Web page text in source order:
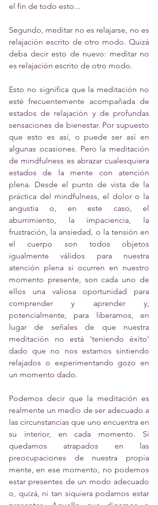
el fin de todo esto...
Segundo, meditar no es relajarse, no es
relajación escrito de otro modo. Quizá
deba decir esto de nuevo: meditar no
es relajación escrito de otro modo.
Esto no significa que la meditación no
esté frecuentemente acompañada de
estados de relajación y de profundas
sensaciones de bienestar. Por supuesto
que esto es así, o puede ser así en
algunas ocasiones. Pero la meditación
de mindfulness es abrazar cualesquiera
estados de la mente con atención
plena. Desde el punto de vista de la
práctica del mindfulness, el dolor o la
angustia o, en este caso, el
aburrimiento, la impaciencia, la
frustración, la ansiedad, o la tensión en
el cuerpo son todos objetos
igualmente válidos para nuestra
atención plena si ocurren en nuestro
momento presente, son cada uno de
ellos una valiosa oportunidad para
comprender y aprender y,
potencialmente, para liberarnos, en
lugar de señales de que nuestra
meditación no está 'teniendo éxito'
dado que no nos estamos sintiendo
relajados o experimentando gozo en
un momento dado.
Podemos decir que la meditación es
realmente un medio de ser adecuado a
las circunstancias que uno encuentra en
su interior, en cada momento. Si
quedamos atrapados en las
preocupaciones de nuestra propia
mente, en ese momento, no podemos
estar presentes de un modo adecuado
o, quizá, ni tan siquiera podamos estar